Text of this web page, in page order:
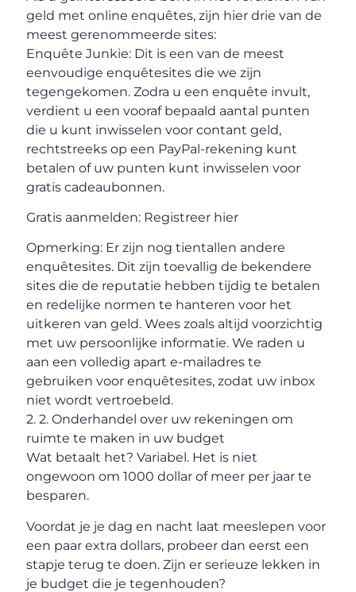
geld met online enquêtes, zijn hier drie van de
meest gerenommeerde sites:
Enquête Junkie: Dit is een van de meest
eenvoudige enquêtesites die we zijn
tegengekomen. Zodra u een enquête invult,
verdient u een vooraf bepaald aantal punten
die u kunt inwisselen voor contant geld,
rechtstreeks op een PayPal-rekening kunt
betalen of uw punten kunt inwisselen voor
gratis cadeaubonnen.
Gratis aanmelden: Registreer hier
Opmerking: Er zijn nog tientallen andere
enquêtesites. Dit zijn toevallig de bekendere
sites die de reputatie hebben tijdig te betalen
en redelijke normen te hanteren voor het
uitkeren van geld. Wees zoals altijd voorzichtig
met uw persoonlijke informatie. We raden u
aan een volledig apart e-mailadres te
gebruiken voor enquêtesites, zodat uw inbox
niet wordt vertroebeld.
2. 2. Onderhandel over uw rekeningen om
ruimte te maken in uw budget
Wat betaalt het? Variabel. Het is niet
ongewoon om 1000 dollar of meer per jaar te
besparen.
Voordat je je dag en nacht laat meeslepen voor
een paar extra dollars, probeer dan eerst een
stapje terug te doen. Zijn er serieuze lekken in
je budget die je tegenhouden?